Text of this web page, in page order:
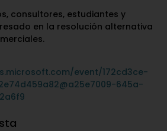
consultores, estudiantes y
en la resolución alternativa
event/172cd3ce-
645a-